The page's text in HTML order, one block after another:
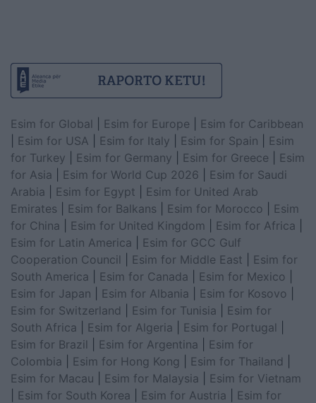
Esim for Global Esim for Europe
Esim for Caribbean
Esim for USA Esim for Italy Esim for Spain
Esim
for Turkey
Esim for Germany Esim for Greece
Esim
for Asia
Esim for World Cup 2026
Esim for Saudi
Arabia
Esim for Egypt
Esim for United Arab
Emirates
Esim for Balkans Esim for Morocco
Esim
for China
Esim for United Kingdom Esim for Africa
Esim for Latin America
Esim for GCC Gulf
Cooperation Council
Esim for Middle East
Esim for
South America
Esim for Canada Esim for Mexico
Esim for Japan
Esim for Albania Esim for Kosovo
Esim for Switzerland
Esim for Tunisia
Esim for
South Africa
Esim for Algeria Esim for Portugal
Esim for Brazil
Esim for Argentina
Esim for
Colombia
Esim for Hong Kong Esim for Thailand
Esim for Macau
Esim for Malaysia
Esim for Vietnam
Esim for South Korea Esim for Austria
Esim for